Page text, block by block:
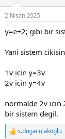
s
2 Nisan 2025
y=e+2; gibi bir
Yani sistem
1v icin y=3v
2v icin y=4v
normalde 2v icin
bir sistem degil.
R
s.dogacolakoglu